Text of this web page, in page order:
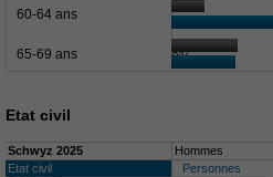
60-64 ans
65-69 ans 0%
Etat civil
Schwyz 2025 Hommes
Etat civil
Personnes